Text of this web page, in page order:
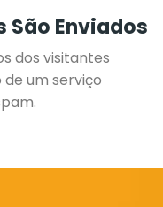
São Enviados
dos visitantes
um serviço